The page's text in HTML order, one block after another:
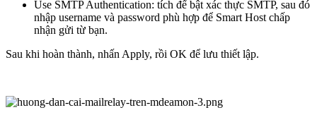
Use SMTP Authentication: tích để bật xác thực SMTP, sau đó
nhập username và password phù hợp để Smart Host chấp
nhận gửi từ bạn.
Sau khi hoàn thành, nhấn Apply, rồi OK để lưu thiết lập.